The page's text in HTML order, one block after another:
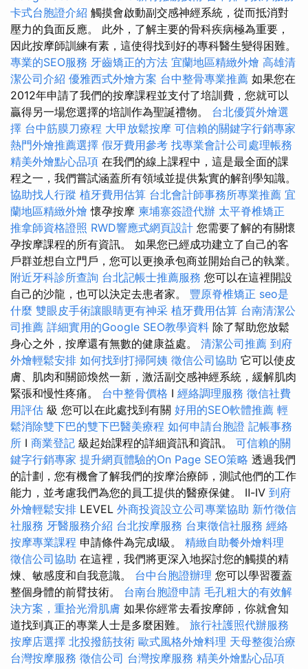
卡式台胞證介紹 觸摸會啟動副交感神經系統，從而抵消對
壓力的負面反應。 此外，了解主要的骨科疾病極為重要，
因此按摩師訓練有素，這使得找到好的專科醫生變得困難。
專業的SEO服務 牙齒矯正的方法 宜蘭地區精緻外燴 高雄清
潔公司介紹 優雅西式外燴方案 台中整骨專業推薦 如果您在
2012年申請了我們的按摩課程並支付了培訓費，您就可以
贏得另一場您選擇的培訓作為聖誕禮物。 台北優質外燴選
擇 台中筋膜刀療程 大甲放鬆按摩 可信賴的關鍵字行銷專家
熱門外燴推薦選擇 假牙費用參考 找專業會計公司處理帳務
精美外燴點心品項 在我們的線上課程中，這是最全面的課
程之一，我們嘗試涵蓋所有領域並提供紮實的解剖學知識。
協助找人行蹤 植牙費用估算 台北會計師事務所專業推薦 宜
蘭地區精緻外燴懷孕按摩 柬埔寨簽證代辦 太平脊椎矯正
推拿師資格證照 RWD響應式網頁設計 您需要了解的有關懷
孕按摩課程的所有資訊。 如果您已經成功建立了自己的客
戶群並想自立門戶，您可以更換承包商並開始自己的執業。
附近牙科診所查詢 台北記帳士推薦服務 您可以在這裡開設
自己的沙龍，也可以決定去患者家。 豐原脊椎矯正 seo是
什麼 雙眼皮手術讓眼睛更有神采 植牙費用估算 台南清潔公
司推薦 詳細實用的Google SEO教學資料 除了幫助您放鬆
身心之外，按摩還有無數的健康益處。 清潔公司推薦 到府
外燴輕鬆安排 如何找到打掃阿姨 徵信公司協助 它可以使皮
膚、肌肉和關節煥然一新，激活副交感神經系統，緩解肌肉
緊張和慢性疼痛。 台中整骨價格 I 經絡調理服務 徵信社費
用評估 級 您可以在此處找到有關 好用的SEO軟體推薦 輕
鬆消除雙下巴的雙下巴醫美療程 如何申請台胞證 記帳事務
所 I 商業登記 級起始課程的詳細資訊和資訊。 可信賴的關
鍵字行銷專家 提升網頁體驗的On Page SEO策略 透過我們
的計劃，您有機會了解我們的按摩治療師，測試他們的工作
能力，並考慮我們為您的員工提供的醫療保健。 Ⅱ-Ⅳ 到府
外燴輕鬆安排 LEVEL 外商投資設立公司專業協助 新竹徵信
社服務 牙醫服務介紹 台北按摩服務 台東徵信社服務 經絡
按摩專業課程 申請條件為完成I級。 精緻自助餐外燴料理
徵信公司協助 在這裡，我們將更深入地探討您的觸摸的精
煉、敏感度和自我意識。 台中台胞證辦理 您可以學習覆蓋
整個身體的前臂技術。 台南台胞證申請 毛孔粗大的有效解
決方案，重拾光滑肌膚 如果你經常去看按摩師，你就會知
道找到真正的專業人士是多麼困難。 旅行社護照代辦服務
按摩店選擇 北投撥筋技術 歐式風格外燴料理 天母整復治療
台灣按摩服務 徵信公司 台灣按摩服務 精美外燴點心品項